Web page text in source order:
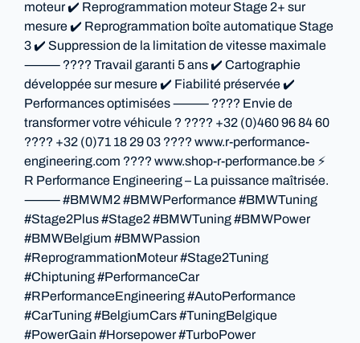
moteur ✔️ Reprogrammation moteur Stage 2+ sur
mesure ✔️ Reprogrammation boîte automatique Stage
3 ✔️ Suppression de la limitation de vitesse maximale
⸻ ????️ Travail garanti 5 ans ✔️ Cartographie
développée sur mesure ✔️ Fiabilité préservée ✔️
Performances optimisées ⸻ ???? Envie de
transformer votre véhicule ? ???? +32 (0)460 96 84 60
???? +32 (0)71 18 29 03 ???? www.r-performance-
engineering.com ???? www.shop-r-performance.be ⚡
R Performance Engineering – La puissance maîtrisée.
⸻ #BMWM2 #BMWPerformance #BMWTuning
#Stage2Plus #Stage2 #BMWTuning #BMWPower
#BMWBelgium #BMWPassion
#ReprogrammationMoteur #Stage2Tuning
#Chiptuning #PerformanceCar
#RPerformanceEngineering #AutoPerformance
#CarTuning #BelgiumCars #TuningBelgique
#PowerGain #Horsepower #TurboPower